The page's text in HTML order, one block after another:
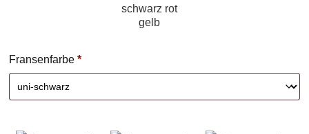
schwarz rot
gelb
Fransenfarbe *